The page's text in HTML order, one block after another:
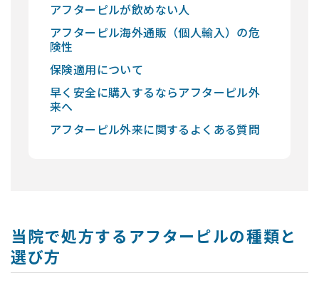
アフターピルが飲めない人
アフターピル海外通販（個人輸入）の危
険性
保険適用について
早く安全に購入するならアフターピル外
来へ
アフターピル外来に関するよくある質問
当院で処方するアフターピルの種類と
選び方